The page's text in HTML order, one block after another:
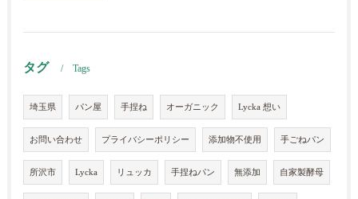
タグ Tags
埼玉県 パン屋 手捏ね オーガニック Lycka 想い
お問い合わせ プライバシーポリシー 添加物不使用 手ごねパン
所沢市 Lycka リュッカ 手捏ねパン 無添加 自家製酵母